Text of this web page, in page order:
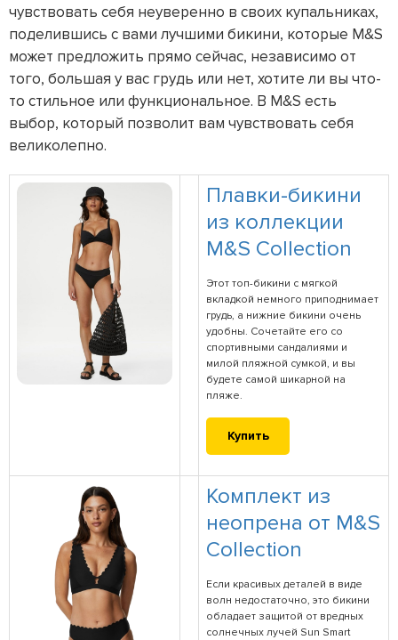
чувствовать себя неуверенно в своих купальниках,
поделившись с вами лучшими бикини, которые M&S
может предложить прямо сейчас, независимо от
того, большая у вас грудь или нет, хотите ли вы что-
то стильное или функциональное. В M&S есть
выбор, который позволит вам чувствовать себя
великолепно.
Плавки-бикини
из коллекции
M&S Collection
Этот топ-бикини с мягкой
вкладкой немного приподнимает
грудь, а нижние бикини очень
удобны. Сочетайте его со
спортивными сандалиями и
милой пляжной сумкой, и вы
будете самой шикарной на
пляже.
Купить
Комплект из
неопрена от M&S
Collection
Если красивых деталей в виде
волн недостаточно, это бикини
обладает защитой от вредных
солнечных лучей Sun Smart